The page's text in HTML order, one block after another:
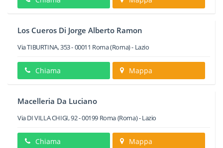
Los Cueros Di Jorge Alberto Ramon
Via TIBURTINA, 353-00011 Roma(Roma) - Lazio
Chiama Mappa
Macelleria Da Luciano
Via DI VILLA CHIGI, 92-00199 Roma(Roma) -Lazio
Chiama Mappa